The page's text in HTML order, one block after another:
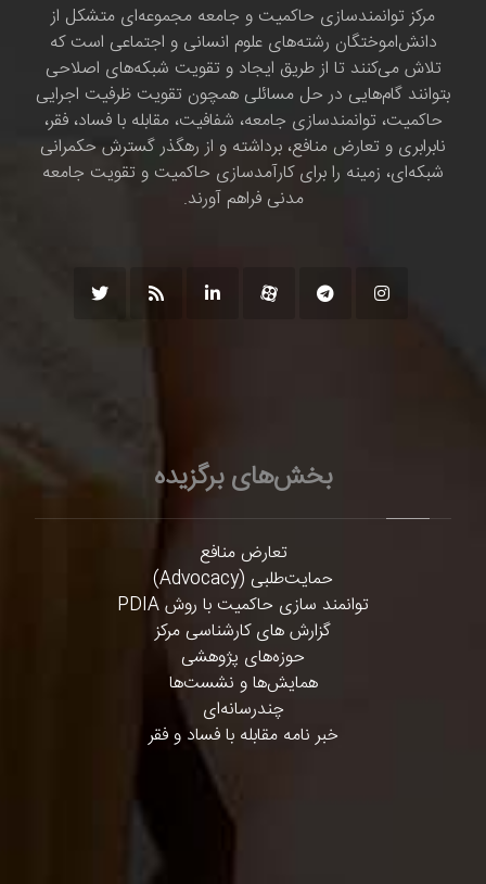
مرکز توانمندسازی حاکمیت و جامعه مجموعه‌ای متشکل از
دانش‌اموختگان رشته‌های علوم انسانی و اجتماعی است که
تلاش می‌کنند تا از طریق ایجاد و تقویت شبکه‌های اصلاحی
بتوانند گام‌هایی در حل مسائلی همچون تقویت ظرفیت اجرایی
حاکمیت، توانمندسازی جامعه، شفافیت، مقابله با فساد، فقر،
نابرابری و تعارض منافع، برداشته و از رهگذر گسترش حکمرانی
شبکه‌ای، زمینه را برای کارآمدسازی حاکمیت و تقویت جامعه
مدنی فراهم آورند.
بخش‌های برگزیده
تعارض منافع
حمایت‌طلبی (Advocacy)
توانمند سازی حاکمیت با روش PDIA
گزارش های کارشناسی مرکز
حوزه‌های پژوهشی
همایش‌ها و نشست‌ها
چندرسانه‌ای
خبر نامه مقابله با فساد و فقر